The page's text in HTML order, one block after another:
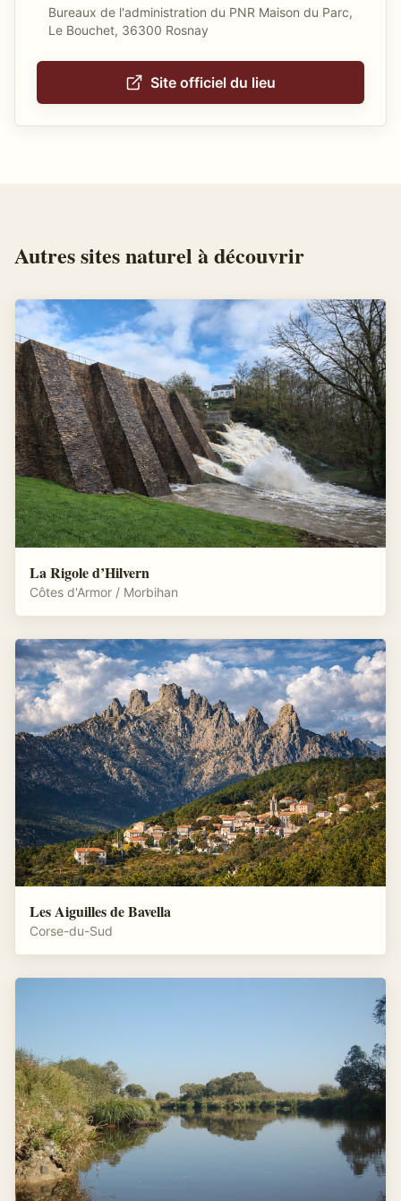
Bureaux de l'administration du PNR Maison du Parc,
Le Bouchet, 36300 Rosnay
Site officiel du lieu
Autressites naturel à découvrir
La Rigole d’Hilvern
Côtes d'Armor / Morbihan
Les Aiguilles de Bavella
Corse-du-Sud